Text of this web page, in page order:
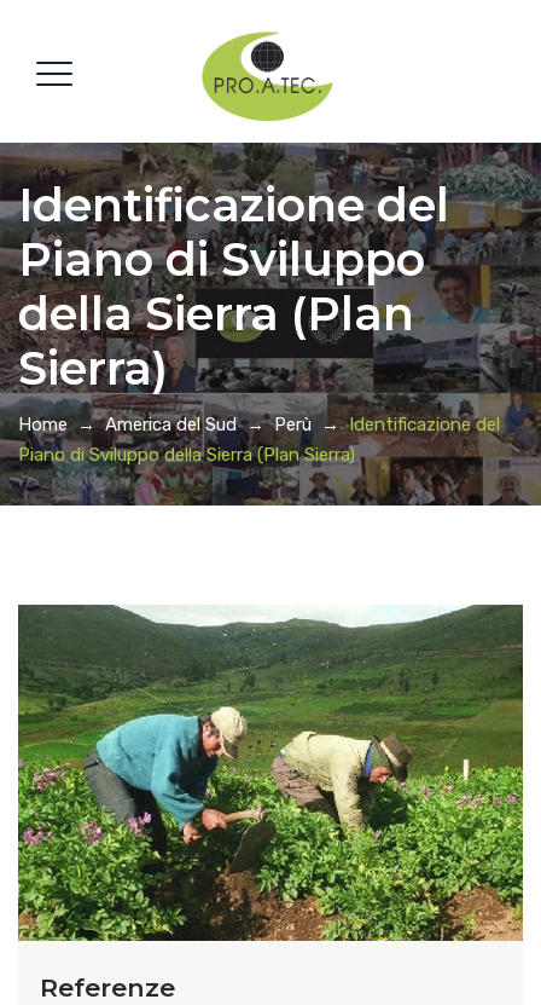
Identificazione del
Piano di Sviluppo
della Sierra (Plan
Sierra)
Home→America del Sud→Perù →Identificazione del
Piano di Sviluppo della Sierra (Plan Sierra)
Referenze